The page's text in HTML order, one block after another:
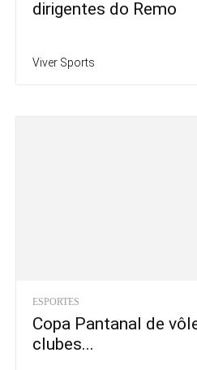
dirigentes do Remo
Viver Sports
ESPORTES
Copa Pantanal de
clubes...